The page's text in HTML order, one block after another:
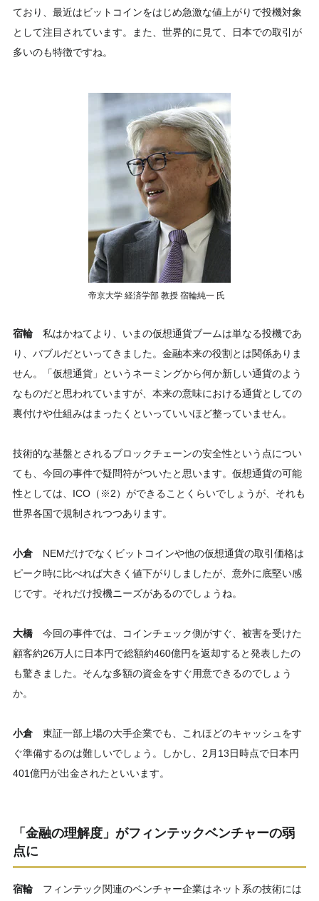
ており、最近はビットコインをはじめ急激な値上がりで投機対象
として注目されています。また、世界的に見て、日本での取引が
多いのも特徴ですね。
帝京大学 経済学部 教授 宿輪純一 氏
宿輪 私はかねてより、いまの仮想通貨ブームは単なる投機であ
り、バブルだといってきました。金融本来の役割とは関係ありま
せん。「仮想通貨」というネーミングから何か新しい通貨のよう
なものだと思われていますが、本来の意味における通貨としての
裏付けや仕組みはまったくといっていいほど整っていません。
技術的な基盤とされるブロックチェーンの安全性という点につい
ても、今回の事件で疑問符がついたと思います。仮想通貨の可能
性としては、ICO（※2）ができることくらいでしょうが、それも
世界各国で規制されつつあります。
小倉 NEMだけでなくビットコインや他の仮想通貨の取引価格は
ピーク時に比べれば大きく値下がりしましたが、意外に底堅い感
じです。それだけ投機ニーズがあるのでしょうね。
大橋 今回の事件では、コインチェック側がすぐ、被害を受けた
顧客約26万人に日本円で総額約460億円を返却すると発表したの
も驚きました。そんな多額の資金をすぐ用意できるのでしょう
か。
小倉 東証一部上場の大手企業でも、これほどのキャッシュをす
ぐ準備するのは難しいでしょう。しかし、2月13日時点で日本円
401億円が出金されたといいます。
「金融の理解度」がフィンテックベンチャーの弱
点に
宿輪 フィンテック関連のベンチャー企業はネット系の技術には